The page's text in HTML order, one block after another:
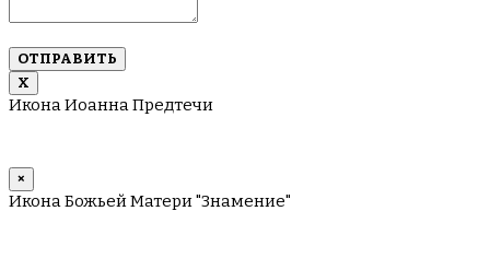
имен
запятую
Х
Икона Иоанна Предтечи
×
Икона Божьей Матери "Знамение"